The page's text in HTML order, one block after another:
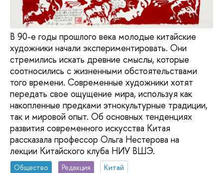
В 90-е годы прошлого века молодые китайские
художники начали экспериментировать. Они
стремились искать древние смыслы, которые
соотносились с жизненными обстоятельствами
того времени. Современные художники хотят
передать свое ощущение мира, используя как
накопленные предками этнокультурные традиции,
так и мировой опыт. Об основных тенденциях
развития современного искусства Китая
рассказала профессор Ольга Нестерова на
лекции Китайского клуба НИУ ВШЭ.
Общество Редакция
Китай